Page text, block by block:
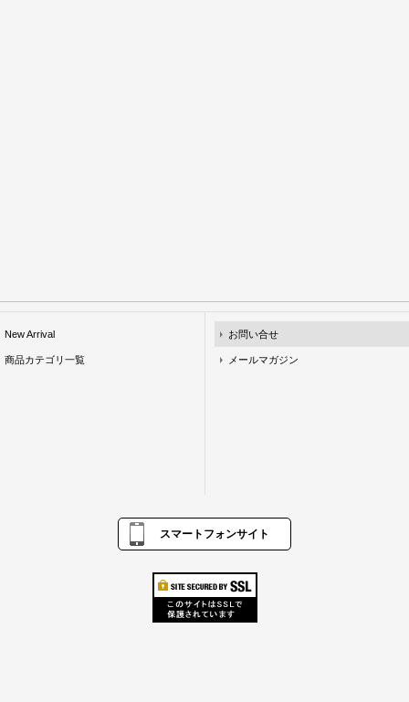
New Arrival
商品カテゴリ一覧
お問い合せ
メールマガジン
スマートフォンサイト